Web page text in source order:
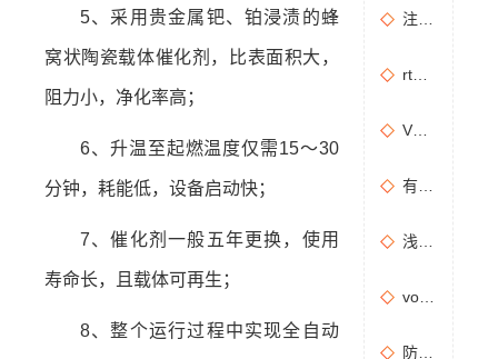
5、采用贵金属钯、铂浸渍的蜂
窝状陶瓷载体催化剂，比表面积大，
阻力小，净化率高；
6、升温至起燃温度仅需15～30
分钟，耗能低，设备启动快；
7、催化剂一般五年更换，使用
寿命长，且载体可再生；
8、整个运行过程中实现全自动